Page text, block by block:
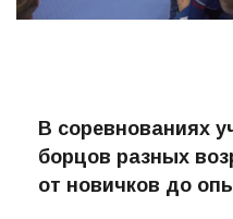
В соревнованиях
борцов разных